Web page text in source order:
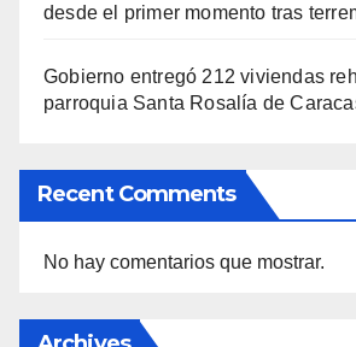
desde el primer momento tras
Gobierno entregó 212 viviendas
parroquia Santa Rosalía de
Recent Comments
No hay comentarios que mostrar.